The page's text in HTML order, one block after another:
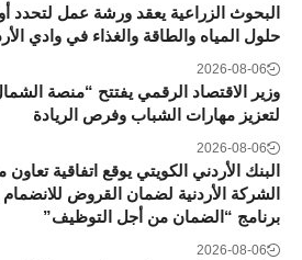
البحوث الزراعية يعقد ورشة عمل لتحدد
حلول المياه والطاقة والغذاء في وادي
2026-08-06
وزير الاقتصاد الرقمي يفتتح “منصة
لتعزيز مهارات الشباب وفرص الريادة
2026-08-06
البنك الأردني الكويتي يوقع اتفاقية تعاون
الشركة الأردنية لضمان القروض
برنامج “الضمان من أجل التوظيف”
2026-08-06